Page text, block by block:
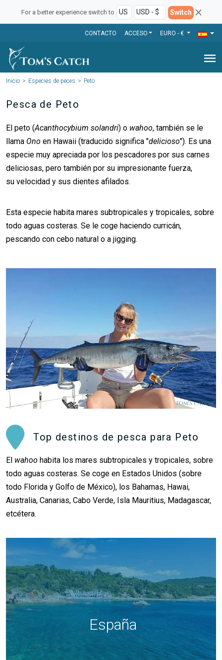
For a better experience switch to Switch
CONTACTO ACCESO EURO - €
menu
Inicio Especies de peces Peto
Pesca de Peto
El peto (Acanthocybium solandri) o wahoo, también se le
llama Ono en Hawaii (traducido significa "delicioso"). Es una
especie muy apreciada por los pescadores por sus carnes
deliciosas, pero también por su impresionante fuerza,
su velocidad y sus dientes afilados.
Esta especie habita mares subtropicales y tropicales, sobre
todo aguas costeras. Se le coge haciendo curricán,
pescando con cebo natural o a jigging.
Top destinos de pesca para Peto
El wahoo habita los mares subtropicales y tropicales, sobre
todo aguas costeras. Se coge en Estados Unidos (sobre
todo Florida y Golfo de México), los Bahamas, Hawai,
Australia, Canarias, Cabo Verde, Isla Mauritius, Madagascar,
etcétera.
España